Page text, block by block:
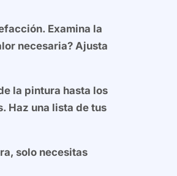
Examina la
necesaria? Ajusta
la pintura hasta los
Haz una lista de tus
solo necesitas